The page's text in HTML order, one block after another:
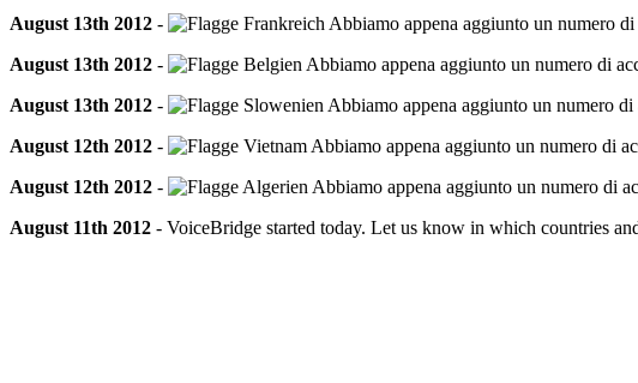
August 13th 2012 -
Abbiamo appena aggiunto un numero
August 13th 2012 -
Abbiamo appena aggiunto un numero di
August 13th 2012 -
Abbiamo appena aggiunto un numero
August 12th 2012 -
Abbiamo appena aggiunto un numero di
August 12th 2012 -
Abbiamo appena aggiunto un numero di
August 11th 2012 - VoiceBridge started today. Let us know in which countries